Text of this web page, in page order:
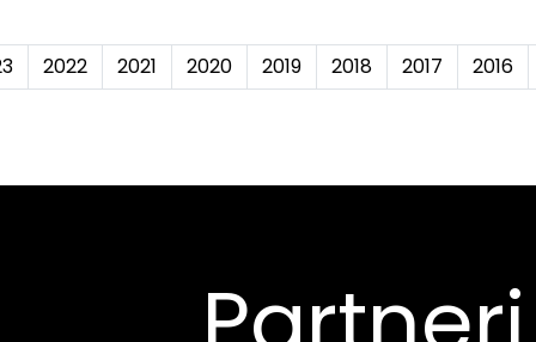
2022 2021 2020 2019 2018 2017 2016